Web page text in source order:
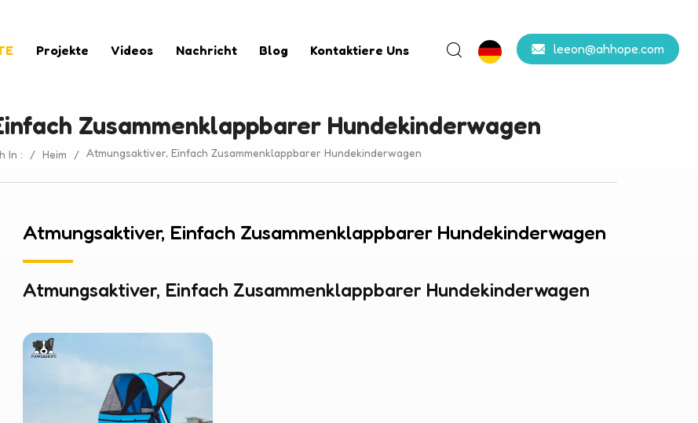
leeon@ahhope.com
Projekte Videos Nachricht Blog Kontaktiere Uns
Zusammenklappbarer Hundekinderwagen
In : / Heim / Atmungsaktiver, Einfach Zusammenklappbarer Hundekinderwagen
Atmungsaktiver, Einfach Zusammenklappbarer Hundekinderwagen
Atmungsaktiver, Einfach Zusammenklappbarer Hundekinderwagen